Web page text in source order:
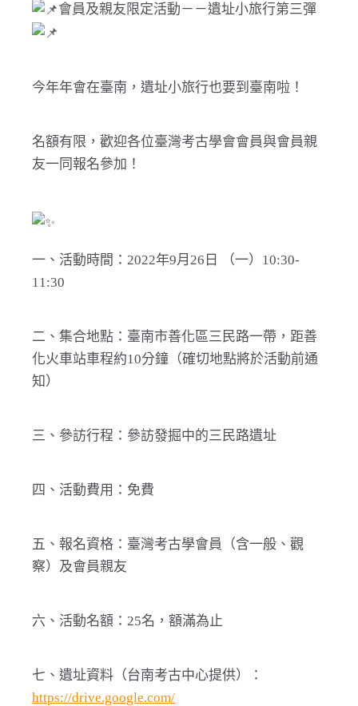
會員及親友限定活動－－遺址小旅行第三彈
今年年會在臺南，遺址小旅行也要到臺南啦！
名額有限，歡迎各位臺灣考古學會會員與會員親
友一同報名參加！
一、活動時間：2022年9月26日 （一）10:30-
11:30
二、集合地點：臺南市善化區三民路一帶，距善
化火車站車程約10分鐘（確切地點將於活動前通
知）
三、參訪行程：參訪發掘中的三民路遺址
四、活動費用：免費
五、報名資格：臺灣考古學會員（含一般、觀
察）及會員親友
六、活動名額：25名，額滿為止
七、遺址資料（台南考古中心提供）：
https://drive.google.com/